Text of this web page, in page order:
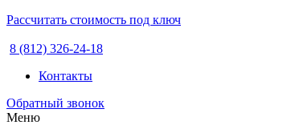
Рассчитать стоимость под ключ
8 (812) 326-24-18
Контакты
Обратный звонок
Меню